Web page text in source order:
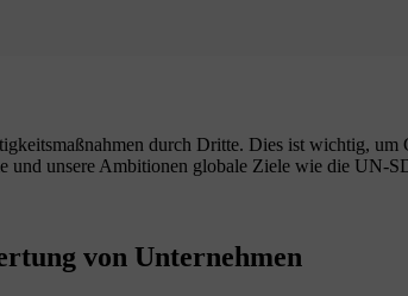
durch Dritte. Dies ist wichtig,
und unsere Ambitionen globale Ziele wie die UN-
von Unternehmen